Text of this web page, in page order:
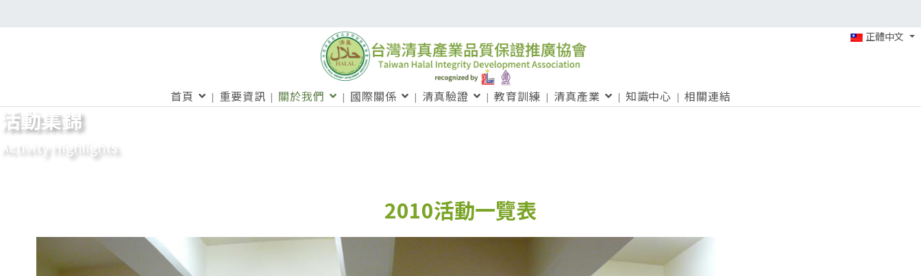
正體中文
首頁 重要資訊 關於我們 國際關係 清真驗證 教育訓練 清真產業 知識中心 相關連結
活動集錦
Activity Highlights
2010活動一覽表